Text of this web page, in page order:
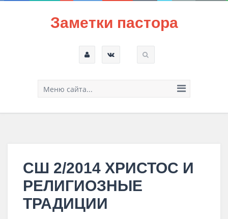
Заметки пастора
Меню сайта...
СШ 2/2014 ХРИСТОС И
РЕЛИГИОЗНЫЕ
ТРАДИЦИИ